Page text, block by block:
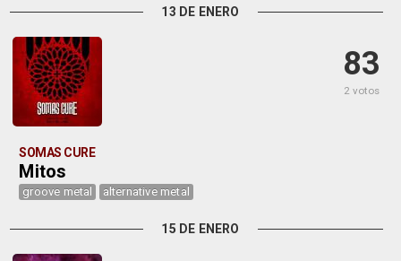
13 DE ENERO
83
2 votos
SOMAS CURE
Mitos
groove metal alternative metal
15 DE ENERO